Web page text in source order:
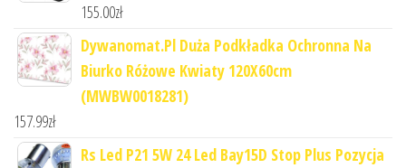
155.00zł
Dywanomat.Pl Duża Podkładka Ochronna Na
Biurko Różowe Kwiaty 120X60cm
(MWBW0018281)
157.99zł
Rs Led P21 5W 24 Led Bay15D Stop Plus Pozycja